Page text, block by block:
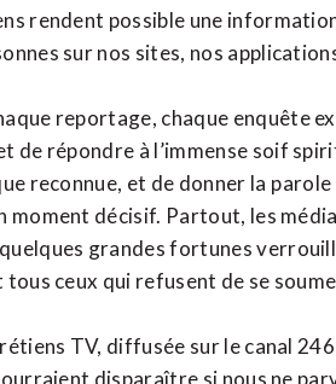
rendent possible une
sur nos sites, nos
reportage, chaque enquête
de répondre à l’immense soif
reconnue, et de donner la parole
moment décisif. Partout, les
grandes fortunes
ceux qui refusent de se
TV, diffusée sur le canal
disparaître si nous ne